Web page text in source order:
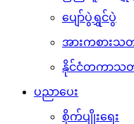
ပျော်ပွဲရွှင်ပွဲ
အားကစားသ
နိုင်ငံတကာသ
ပညာပေး
စိုက်ပျိုးရေး